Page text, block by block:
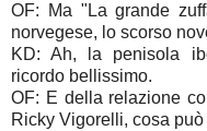
OF: Ma "La grande
norvegese, lo scorso
KD: Ah, la penisola
ricordo bellissimo.
OF: E della relazione
Ricky Vigorelli, cosa